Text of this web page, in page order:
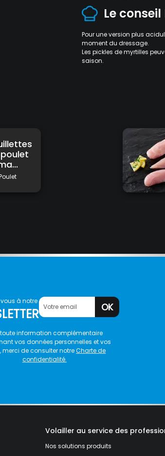
Le
Pour une version plus
moment du dressage.
Les pickles de myrtilles
saison.
à notre OK
toute information complémentaire
vos données personnelles et vos
merci de consulter notreCharte de
confidentialité.
Volailler au service des
Nos solutions produits